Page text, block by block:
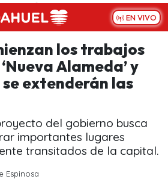
EN VIVO
los trabajos
Alameda’ y
extenderán las
del gobierno busca
importantes lugares
transitados de la capital.
Espinosa